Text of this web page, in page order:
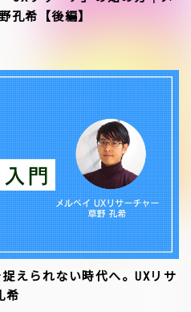
孔希【後編】
えられない時代へ。UXリサ
希